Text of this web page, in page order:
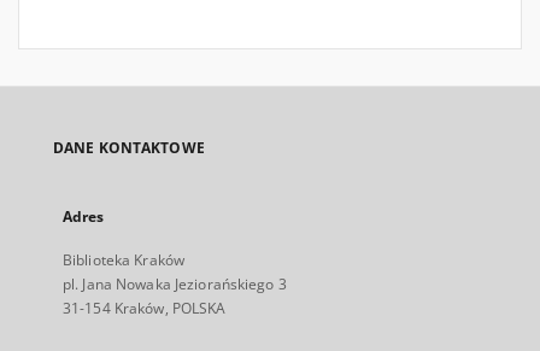
DANE KONTAKTOWE
Adres
Biblioteka Kraków
pl. Jana Nowaka Jeziorańskiego 3
31-154 Kraków, POLSKA